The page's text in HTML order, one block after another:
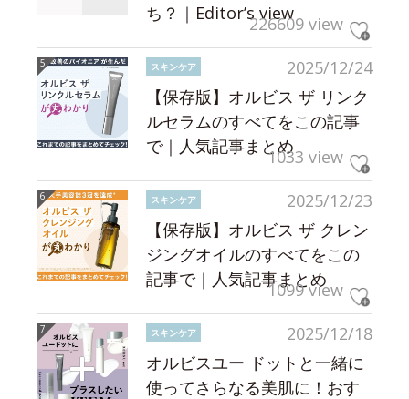
ち？｜Editor’s view226609 view
2025/12/24
スキンケア
【保存版】オルビス ザ リンク
ルセラムのすべてをこの記事
で｜人気記事まとめ1033 view
2025/12/23
スキンケア
【保存版】オルビス ザ クレン
ジングオイルのすべてをこの
記事で｜人気記事まとめ
1099 view
2025/12/18
スキンケア
オルビスユー ドットと一緒に
使ってさらなる美肌に！おす